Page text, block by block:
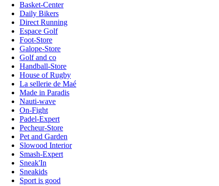
Basket-Center
Daily Bikers
Direct Running
Espace Golf
Foot-Store
Galope-Store
Golf and co
Handball-Store
House of Rugby
La sellerie de Maé
Made in Paradis
Nauti-wave
On-Fight
Padel-Expert
Pecheur-Store
Pet and Garden
Slowood Interior
Smash-Expert
Sneak'In
Sneakids
Sport is good